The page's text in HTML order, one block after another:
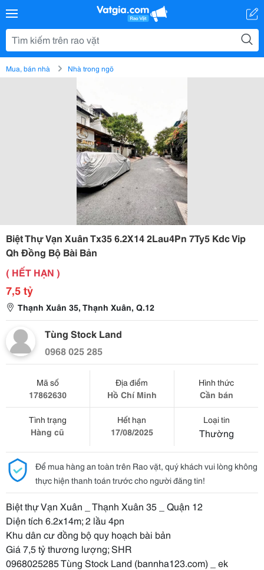
Mua, bán nhà Nhà trong ngõ
Biệt Thự Vạn Xuân Tx35 6.2X14 2Lau4Pn 7Ty5 Kdc Vip
Qh Đồng Bộ Bài Bản
( HẾT HẠN )
7,5 tỷ
Thạnh Xuân 35, Thạnh Xuân, Q.12
Tùng Stock Land
0968 025 285
Mã số
17862630
Địa điểm
Hồ Chí Minh
Hình thức
Cần bán
Tình trạng
Hàng cũ
Hết hạn
17/08/2025
Loại tin
Thường
Để mua hàng an toàn trên Rao vặt, quý khách vui lòng không
thực hiện thanh toán trước cho người đăng tin!
Biệt thự Vạn Xuân _ Thạnh Xuân 35 _ Quận 12
Diện tích 6.2x14m; 2 lầu 4pn
Khu dân cư đồng bộ quy hoạch bài bản
Giá 7,5 tỷ thương lượng; SHR
0968025285 Tùng Stock Land (bannha123.com) _ ek